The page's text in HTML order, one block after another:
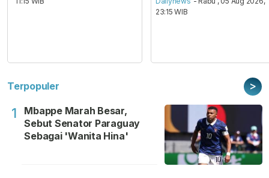
23:15 WIB
Terpopuler >
1
Mbappe Marah Besar,
Sebut Senator Paraguay
Sebagai 'Wanita Hina'